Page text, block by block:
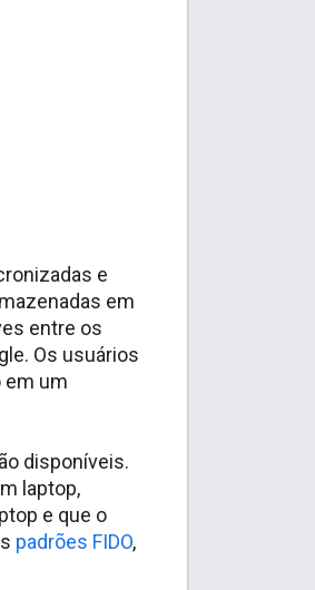
e
em
entre os
Os usuários
em um
disponíveis.
laptop,
e que o
padrões FIDO,